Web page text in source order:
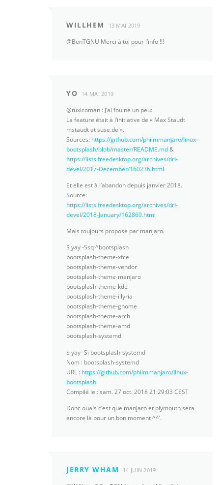
WILLHEM 13 MAI 2019
@BenTGNU Merci à toi pour l’info !!!
YO 14 MAI 2019
@tuxicoman : J’ai fouiné un peu:
La feature était à l’initiative de « Max Staudt
mstaudt at suse.de ».
Sources: https://github.com/philmmanjaro/linux-
bootsplash/blob/master/README.md&
https://lists.freedesktop.org/archives/dri-
devel/2017-December/160236.html
Et elle est à l’abandon depuis janvier 2018.
Source:
https://lists.freedesktop.org/archives/dri-
devel/2018-January/162869.html
Mais toujours proposé par manjaro.
$ yay -Ssq ^bootsplash
bootsplash-theme-xfce
bootsplash-theme-vendor
bootsplash-theme-manjaro
bootsplash-theme-kde
bootsplash-theme-illyria
bootsplash-theme-gnome
bootsplash-theme-arch
bootsplash-theme-amd
bootsplash-systemd
$ yay -Si bootsplash-systemd
Nom : bootsplash-systemd
URL : https://github.com/philmmanjaro/linux-
bootsplash
Compilé le : sam. 27 oct. 2018 21:29:03 CEST
Donc ouais c’est que manjaro et plymouth sera
encore là pour un bon moment ^^’.
JERRY WHAM 14 JUIN 2019